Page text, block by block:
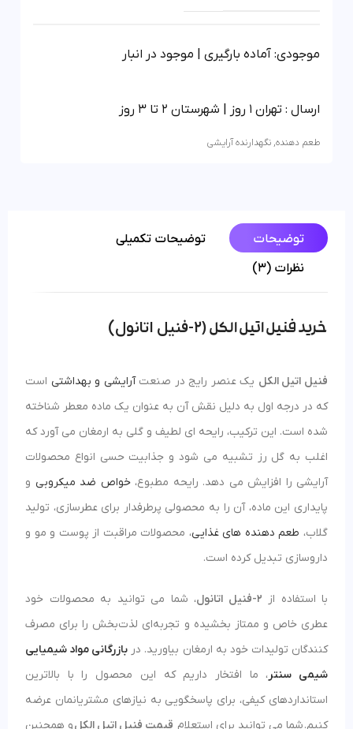
موجودی: آماده بارگیری | موجود در انبار
ارسال : تهران 1 روز | شهرستان 2 تا 3 روز
طعم دهنده, نگهدارنده آرایشی
توضیحات
توضیحات تکمیلی
نظرات (3)
خرید فنیل اتیل الکل (2-فنیل اتانول)
فنیل اتیل الکل یک عنصر رایج در صنعتآرایشی و بهداشتی است
که در درجه اول به دلیل نقش آن به عنوان یک ماده معطر شناخته
شده است. این ترکیب، رایحه ای لطیف و گلی به ارمغان می آورد که
اغلب به گل رز تشبیه می شود و جذابیت حسی انواع محصولات
آرایشی را افزایش می دهد. رایحه مطبوع،خواص ضد میکروبی و
پایداری این ماده، آن را به محصولی پرطرفدار برای عطرسازی، تولید
گلاب، طعم‌ دهنده های غذایی، محصولات مراقبت از پوست و مو و
داروسازی تبدیل کرده است.
با استفاده از 2-فنیل اتانول
، شما می‌ توانید به محصولات خود
عطری خاص و ممتاز بخشیده و تجربه‌ای لذت‌بخش را برای مصرف
کنندگان تولیدات خود به ارمغان بیاورید. در بازرگانی مواد شیمیایی
شیمی سنتر، ما افتخار داریم که این محصول را با بالاترین
استانداردهای کیفی، برای پاسخگویی به نیازهای مشتریانمان عرضه
کنیم. شما می توانید برای استعلام قیمت فنیل اتیل الکلو همچنین